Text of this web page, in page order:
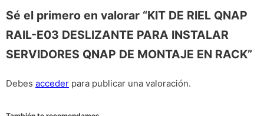
Sé el primero en valorar “KIT DE RIEL QNAP
RAIL-E03 DESLIZANTE PARA INSTALAR
SERVIDORES QNAP DE MONTAJE EN RACK”
Debes acceder para publicar una valoración.